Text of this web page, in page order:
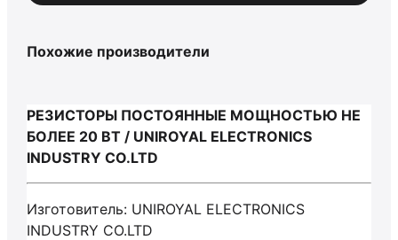
Похожие производители
РЕЗИСТОРЫ ПОСТОЯННЫЕ МОЩНОСТЬЮ НЕ
БОЛЕЕ 20 ВТ / UNIROYAL ELECTRONICS
INDUSTRY CO.LTD
Изготовитель: UNIROYAL ELECTRONICS
INDUSTRY CO.LTD